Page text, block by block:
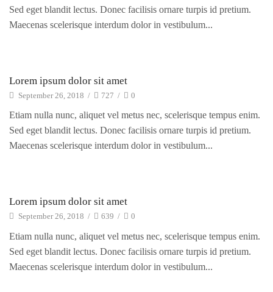
Sed eget blandit lectus. Donec facilisis ornare turpis id pretium.
Maecenas scelerisque interdum dolor in vestibulum...
Electro Advices
Lorem ipsum dolor sit amet
September 26, 2018 / 727 / 0
Etiam nulla nunc, aliquet vel metus nec, scelerisque tempus enim.
Sed eget blandit lectus. Donec facilisis ornare turpis id pretium.
Maecenas scelerisque interdum dolor in vestibulum...
Electro Advices
Lorem ipsum dolor sit amet
September 26, 2018 / 639 / 0
Etiam nulla nunc, aliquet vel metus nec, scelerisque tempus enim.
Sed eget blandit lectus. Donec facilisis ornare turpis id pretium.
Maecenas scelerisque interdum dolor in vestibulum...